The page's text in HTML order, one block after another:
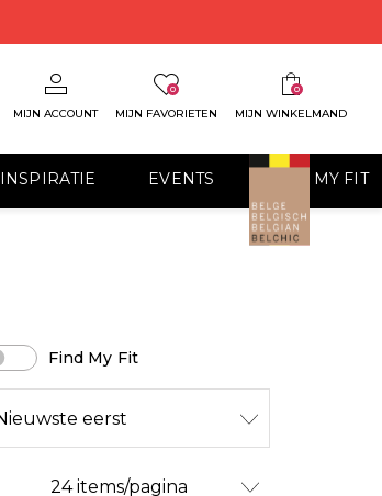
MIJN ACCOUNT
0
MIJN FAVORIETEN
0
MIJN WINKELMAND
INSPIRATIE EVENTS FIND MY FIT
Find My Fit